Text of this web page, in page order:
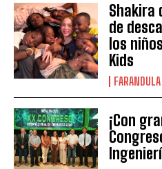
Shakira
de
los
Kids
FARANDULA
¡Con